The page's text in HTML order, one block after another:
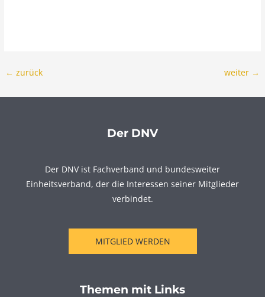
← zurück weiter →
Der DNV
Der DNV ist Fachverband und bundesweiter
Einheitsverband, der die Interessen seiner Mitglieder
verbindet.
MITGLIED WERDEN
Themen mit Links